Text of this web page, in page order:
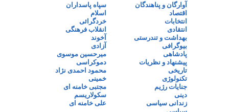
آوارگان و پناهندگان
اقتصاد
انتخابات
انتقادی
بهداشت و تندرستی
بیوگرافی
پادشاهی
پیشنهاد و نظریات
تاریخی
تکنولوژی
جنایات رژیم
دینی
زندانی سیاسی
سپاه پاسداران
اسلام
خردگرائی
انقلاب فرهنگی
آخوند
آزادی
میرحسین موسوی
دموکراسی
محمود احمدی نژاد
خمینی
مجتبی خامنه ای
سکولاریسم
علی خامنه ای